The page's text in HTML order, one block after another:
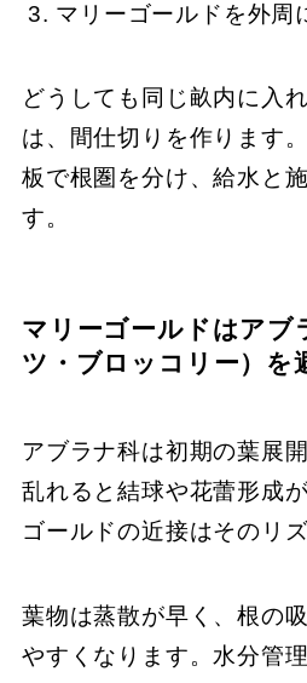
マリーゴールドを外周
どうしても同じ畝内に入
は、間仕切りを作ります
板で根圏を分け、給水と
す。
マリーゴールドはアブ
ツ・ブロッコリー）を
アブラナ科は初期の葉展
乱れると結球や花蕾形成
ゴールドの近接はそのリ
葉物は蒸散が早く、根の
やすくなります。水分管